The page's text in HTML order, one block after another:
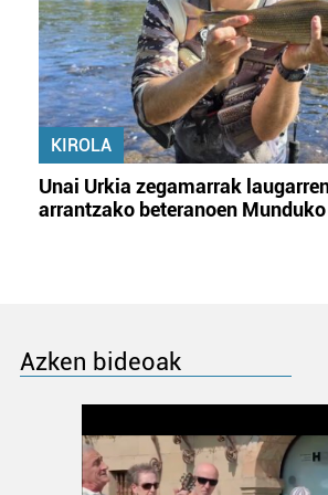
KIROLA
Unai Urkia zegamarrak
arrantzako beteranoen
Azken bideoak